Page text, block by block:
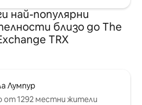
най-популярни
близо до The
TRX
Лумпур
от 1292 местни жители